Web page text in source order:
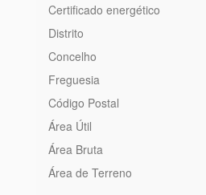
Certificado energético
Distrito
Concelho
Freguesia
Código Postal
Área Útil
Área Bruta
Área de Terreno